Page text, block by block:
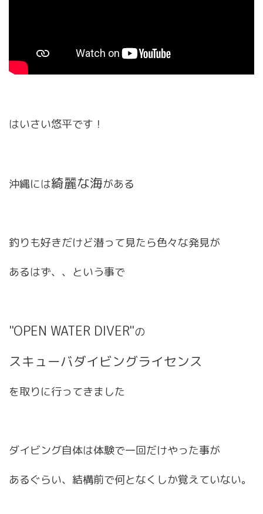
はいさい悠平です！
沖縄には綺麗な海がある
釣りも好きだけど潜って見たら色々な発見が
あるはず、、という事で
"OPEN WATER DIVER"の
スキューバダイビングライセンス
を取りに行ってきました
ダイビング自体は体験で一回だけやった事が
あるぐらい、結構前で何となくしか覚えていない。